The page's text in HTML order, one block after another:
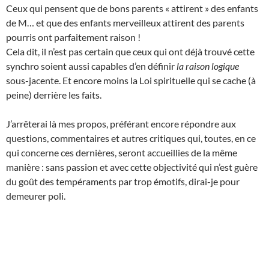
Ceux qui pensent que de bons parents « attirent » des enfants
de M… et que des enfants merveilleux attirent des parents
pourris ont parfaitement raison !
Cela dit, il n’est pas certain que ceux qui ont déjà trouvé cette
synchro soient aussi capables d’en définir la raison logique
sous-jacente. Et encore moins la Loi spirituelle qui se cache (à
peine) derrière les faits.
J’arrêterai là mes propos, préférant encore répondre aux
questions, commentaires et autres critiques qui, toutes, en ce
qui concerne ces dernières, seront accueillies de la même
manière : sans passion et avec cette objectivité qui n’est guère
du goût des tempéraments par trop émotifs, dirai-je pour
demeurer poli.